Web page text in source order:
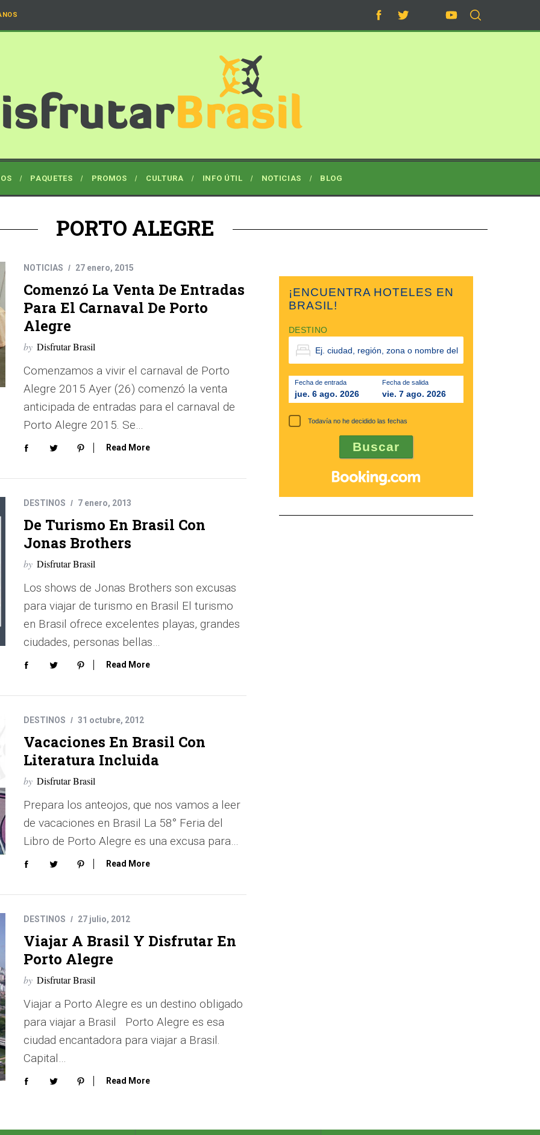
PAQUETES PROMOS CULTURA INFO ÚTIL NOTICIAS BLOG
PORTO ALEGRE
NOTICIAS 27 enero, 2015
Comenzó La Venta De Entradas
Para El Carnaval De Porto
Alegre
by Disfrutar Brasil
Comenzamos a vivir el carnaval de Porto
Alegre 2015 Ayer (26) comenzó la venta
anticipada de entradas para el carnaval de
Porto Alegre 2015. Se…
Read More
DESTINOS 7 enero, 2013
De Turismo En Brasil Con
Jonas Brothers
by Disfrutar Brasil
Los shows de Jonas Brothers son excusas
para viajar de turismo en Brasil El turismo
en Brasil ofrece excelentes playas, grandes
ciudades, personas bellas…
Read More
DESTINOS 31 octubre, 2012
Vacaciones En Brasil Con
Literatura Incluida
by Disfrutar Brasil
Prepara los anteojos, que nos vamos a leer
de vacaciones en Brasil La 58° Feria del
Libro de Porto Alegre es una excusa para…
Read More
DESTINOS 27 julio, 2012
Viajar A Brasil Y Disfrutar En
Porto Alegre
by Disfrutar Brasil
Viajar a Porto Alegre es un destino obligado
para viajar a Brasil Porto Alegre es esa
ciudad encantadora para viajar a Brasil.
Capital…
Read More
¡ENCUENTRA HOTELES EN
BRASIL!
DESTINO
Fecha de entrada
jue. 6 ago. 2026
Fecha de salida
vie. 7 ago. 2026
Todavía no he decidido las fechas